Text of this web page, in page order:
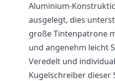
Aluminium-
ausgelegt, dies
große Tintenpatrone
und angenehm leicht
Veredelt und
Kugelschreiber dieser